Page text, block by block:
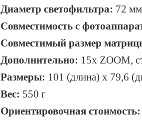
Диаметр светофильтра: 72 мм
Совместимость с
Совместимый размер
Дополнительно: 15х ZOOM,
Размеры: 101 (длина) х 79,6
Вес: 550 г
Ориентировочная